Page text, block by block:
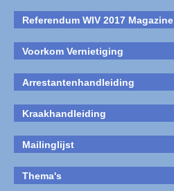
Referendum WIV 2017 Magazine
Voorkom Vernietiging
Arrestantenhandleiding
Kraakhandleiding
Mailinglijst
Thema's